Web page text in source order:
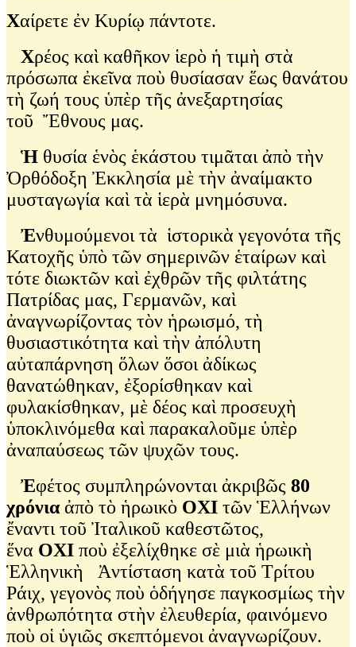
Χαίρετε ἐν Κυρίῳ πάντοτε.
Χρέος καὶ καθῆκον ἱερὸ ἡ τιμὴ στὰ
πρόσωπα ἐκεῖνα ποὺ θυσίασαν ἕως θανάτου
τὴ ζωή τους ὑπὲρ τῆς ἀνεξαρτησίας
τοῦ Ἔθνους μας.
Ἡ θυσία ἑνὸς ἑκάστου τιμᾶται ἀπὸ τὴν
Ὀρθόδοξη Ἐκκλησία μὲ τὴν ἀναίμακτο
μυσταγωγία καὶ τὰ ἱερὰ μνημόσυνα.
Ἐνθυμούμενοι τὰ ἱστορικὰ γεγονότα τῆς
Κατοχῆς ὑπὸ τῶν σημερινῶν ἑταίρων καὶ
τότε διωκτῶν καὶ ἐχθρῶν τῆς φιλτάτης
Πατρίδας μας, Γερμανῶν, καὶ
ἀναγνωρίζοντας τὸν ἡρωισμό, τὴ
θυσιαστικότητα καὶ τὴν ἀπόλυτη
αὐταπάρνηση ὅλων ὅσοι ἀδίκως
θανατώθηκαν, ἐξορίσθηκαν καὶ
φυλακίσθηκαν, μὲ δέος καὶ προσευχὴ
ὑποκλινόμεθα καὶ παρακαλοῦμε ὑπὲρ
ἀναπαύσεως τῶν ψυχῶν τους.
Ἐφέτος συμπληρώνονται ἀκριβῶς 80
χρόνιαἀπὸ τὸ ἡρωικὸ ΟΧΙ τῶν Ἑλλήνων
ἔναντι τοῦ Ἰταλικοῦ καθεστῶτος,
ἕνα ΟΧΙ ποὺ ἐξελίχθηκε σὲ μιὰ ἡρωικὴ
Ἑλληνικὴ Ἀντίσταση κατὰ τοῦ Τρίτου
Ράιχ, γεγονὸς ποὺ ὁδήγησε παγκοσμίως τὴν
ἀνθρωπότητα στὴν ἐλευθερία, φαινόμενο
ποὺ οἱ ὑγιῶς σκεπτόμενοι ἀναγνωρίζουν.